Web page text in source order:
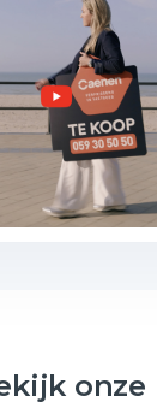
onze